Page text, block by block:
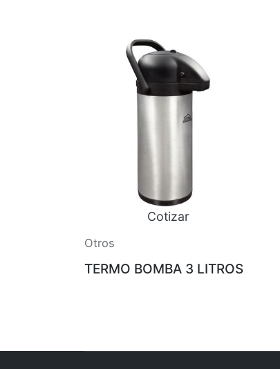
Cotizar
Otros
TERMO BOMBA 3 LITROS